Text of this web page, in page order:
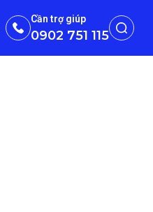
Cần trợ giúp
0902 751 115